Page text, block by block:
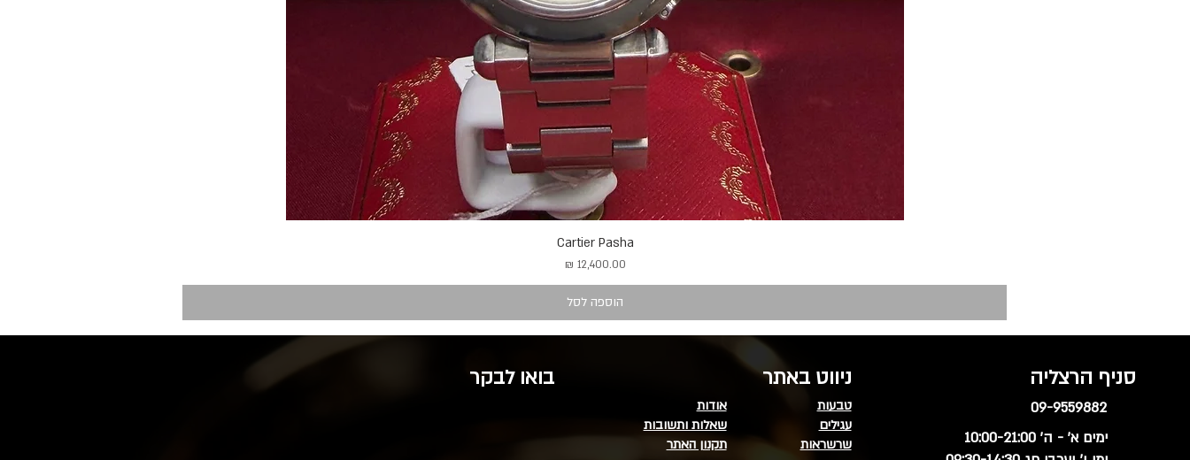
Cartier Pasha
מחיר
הוספה לסל
בואו לבקר ניווט באתר
אודות
שאלות ותשובות
תקנון האתר
טבעות
עגילים
שרשראות
סניף הרצליה
09-9559882
ימים א' - ה' 10:00-21:00